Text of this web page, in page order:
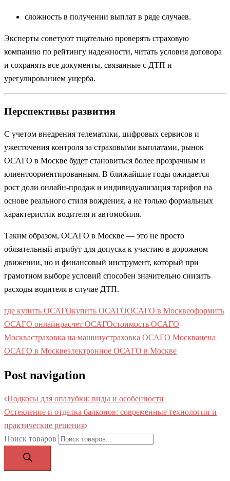
сложность в получении выплат в ряде случаев.
Эксперты советуют тщательно проверять страховую
компанию по рейтингу надежности, читать условия договора
и сохранять все документы, связанные с ДТП и
урегулированием ущерба.
Перспективы развития
С учетом внедрения телематики, цифровых сервисов и
ужесточения контроля за страховыми выплатами, рынок
ОСАГО в Москве будет становиться более прозрачным и
клиентоориентированным. В ближайшие годы ожидается
рост доли онлайн-продаж и индивидуализация тарифов на
основе реального стиля вождения, а не только формальных
характеристик водителя и автомобиля.
Таким образом, ОСАГО в Москве — это не просто
обязательный атрибут для допуска к участию в дорожном
движении, но и финансовый инструмент, который при
грамотном выборе условий способен значительно снизить
расходы водителя в случае ДТП.
где купить ОСАГОкупить ОСАГООСАГО в Москвеоформить
ОСАГО онлайнрасчет ОСАГОстоимость ОСАГО
Москвастраховка на машинустраховка ОСАГО Москвацена
ОСАГО в Москвеэлектронное ОСАГО в Москве
Post navigation
Подкосы для опалубки: виды и особенности
Остекление и отделка балконов: современные технологии и
практические решения
Поиск товаров